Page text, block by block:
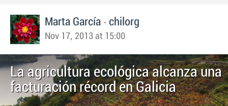
Marta García - chilorg
Nov 17, 2013 at 15:00
La agricultura ecológica alcanza una
facturación récord en Galicia